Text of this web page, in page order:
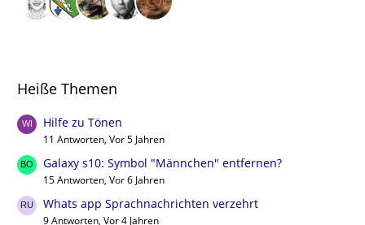
Heiße Themen
Hilfe zu Tönen
11 Antworten, Vor 5 Jahren
Galaxy s10: Symbol "Männchen" entfernen?
15 Antworten, Vor 6 Jahren
Whats app Sprachnachrichten verzehrt
9 Antworten, Vor 4 Jahren